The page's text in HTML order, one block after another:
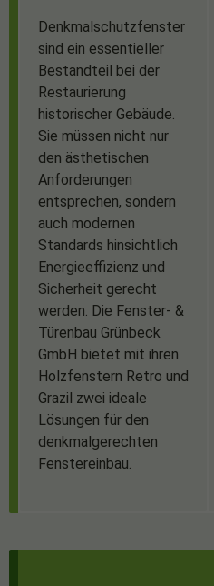
Denkmalschutzfenster
sind ein essentieller
Bestandteil bei der
Restaurierung
historischer Gebäude.
Sie müssen nicht nur
den ästhetischen
Anforderungen
entsprechen, sondern
auch modernen
Standards hinsichtlich
Energieeffizienz und
Sicherheit gerecht
werden. Die Fenster- &
Türenbau Grünbeck
GmbH bietet mit ihren
Holzfenstern Retro und
Grazil zwei ideale
Lösungen für den
denkmalgerechten
Fenstereinbau.